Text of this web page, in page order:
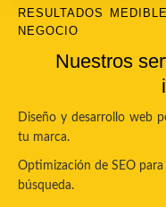
RESULTADOS
NEGOCIO
Nuestros
Diseño y desarrollo web
tu marca.
Optimización de SEO
búsqueda.